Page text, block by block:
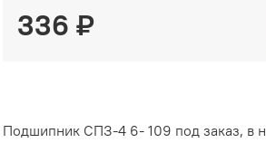
336 ₽
Подшипник СПЗ-4 6- 109 под заказ, в